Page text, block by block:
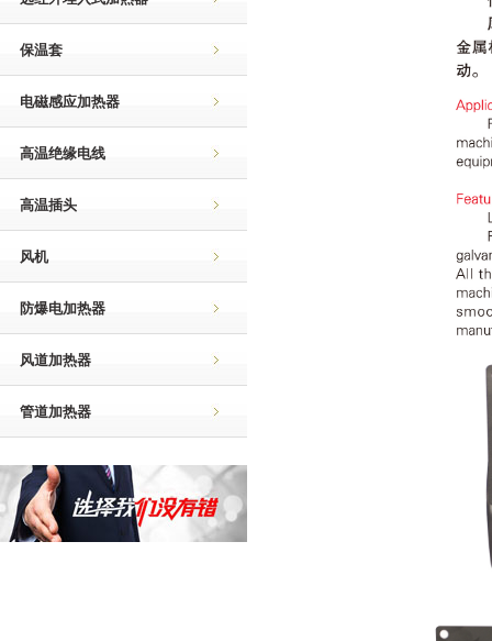
保温套
电磁感应加热器
高温绝缘电线
高温插头
风机
防爆电加热器
风道加热器
管道加热器